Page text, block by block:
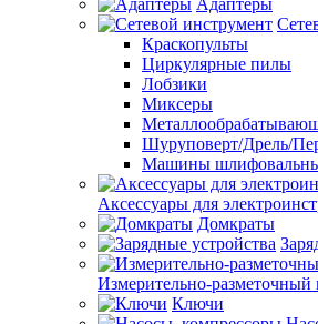
Адаптеры
Краскопульты
Циркулярные пилы
Лобзики
Миксеры
Шуруповерт/Дрель/
Машины
Аксессуары для
Домкраты
Измерительно-разметочный
Ключи